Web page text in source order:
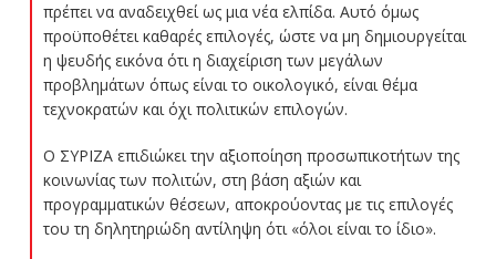
πρέπει να αναδειχθεί ως μια νέα ελπίδα. Αυτό όμως
προϋποθέτει καθαρές επιλογές, ώστε να μη δημιουργείται
η ψευδής εικόνα ότι η διαχείριση των μεγάλων
προβλημάτων όπως είναι το οικολογικό, είναι θέμα
τεχνοκρατών και όχι πολιτικών επιλογών.
Ο ΣΥΡΙΖΑ επιδιώκει την αξιοποίηση προσωπικοτήτων της
κοινωνίας των πολιτών, στη βάση αξιών και
προγραμματικών θέσεων, αποκρούοντας με τις επιλογές
του τη δηλητηριώδη αντίληψη ότι «όλοι είναι το ίδιο».